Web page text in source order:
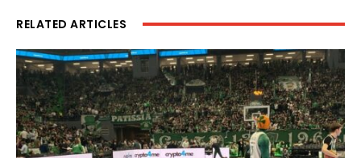
RELATED ARTICLES